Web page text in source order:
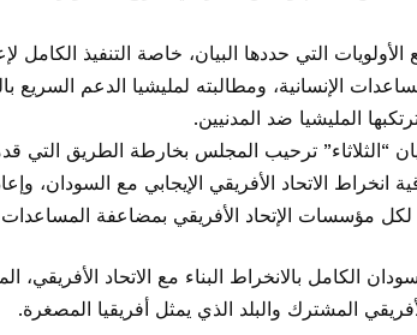
التي حددها البيان، خاصة التنفيذ الكامل
الإنسانية، ومطالبته لمليشيا الدعم السريع
المليشيا ضد المدنيين.
“الثلاثاء” ترحيب المجلس بخارطة الطريق التي
انخراط الاتحاد الأفريقي الإيجابي مع السودان،
لكل مؤسسات الإتحاد الأفريقي بمضاعفة
الكامل بالانخراط البناء مع الاتحاد الأفريقي،
المشترك والبلد الذي يمثل أفريقيا المصغرة.